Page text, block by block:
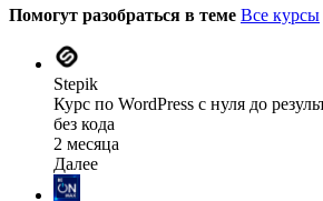
Помогут разобраться в теме Все курсы
Stepik
Курс по WordPress с нуля до
без кода
2 месяца
Далее